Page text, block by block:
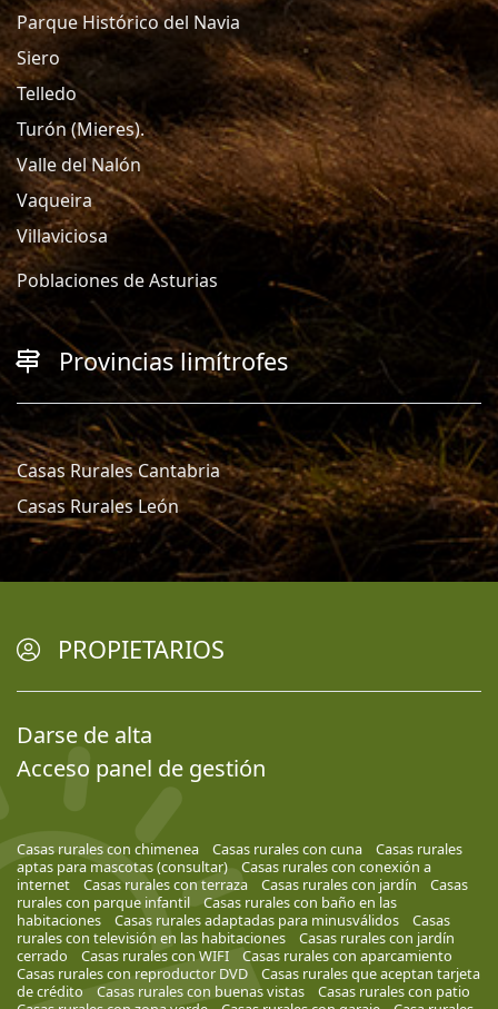
Parque Histórico del Navia
Siero
Telledo
Turón (Mieres).
Valle del Nalón
Vaqueira
Villaviciosa
Poblaciones de Asturias
Provincias limítrofes
Casas Rurales Cantabria
Casas Rurales León
PROPIETARIOS
Darse de alta
Acceso panel de gestión
Casas rurales con chimenea Casas rurales con cuna
Casas rurales
aptas para mascotas (consultar)
Casas rurales con conexión a
internet
Casas rurales con terraza Casas rurales con jardín
Casas
rurales con parque infantil
Casas rurales con baño en las
habitaciones
Casas rurales adaptadas para minusválidos
Casas
rurales con televisión en las habitaciones
Casas rurales con jardín
cerrado
Casas rurales con WIFI
Casas rurales con aparcamiento
Casas rurales con reproductor DVD
Casas rurales que aceptan tarjeta
de crédito
Casas rurales con buenas vistas
Casas rurales con patio